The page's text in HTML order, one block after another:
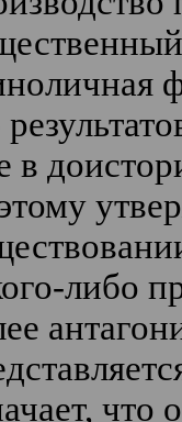
в
либо
что